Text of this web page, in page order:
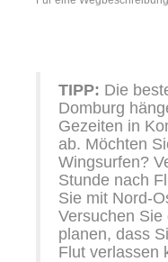
TIPP: Die
Domburg
Gezeiten in
ab. Möchten
Wingsurfen?
Stunde nach
Sie mit Nord-
Versuchen
planen, dass
Flut verlassen